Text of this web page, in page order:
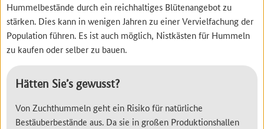
Hummelbestände durch ein reichhaltiges Blütenangebot zu
stärken. Dies kann in wenigen Jahren zu einer Vervielfachung der
Population führen. Es ist auch möglich, Nistkästen für Hummeln
zu kaufen oder selber zu bauen.
Hätten Sie’s gewusst?
Von Zuchthummeln geht ein Risiko für natürliche
Bestäuberbestände aus. Da sie in großen Produktionshallen